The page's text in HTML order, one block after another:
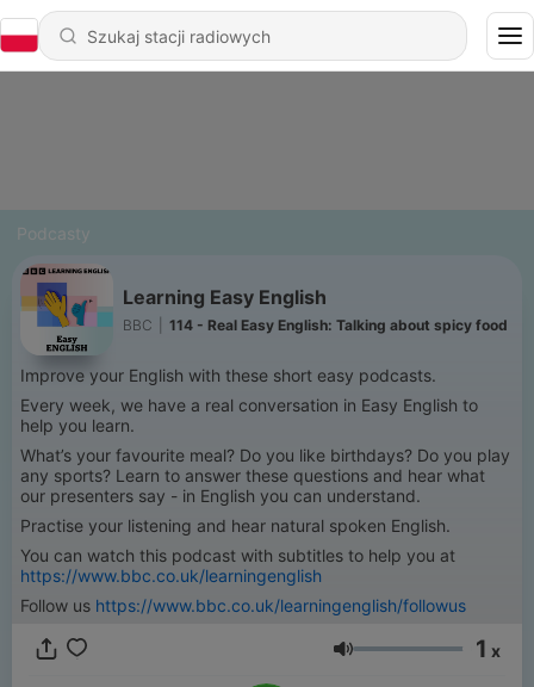
Podcasty
Learning Easy English
BBC 114 - Real Easy English: Talking about spicy food
Improve your English with these short easy podcasts.
Every week, we have a real conversation in Easy English to
help you learn.
What’s your favourite meal? Do you like birthdays? Do you play
any sports? Learn to answer these questions and hear what
our presenters say - in English you can understand.
Practise your listening and hear natural spoken English.
You can watch this podcast with subtitles to help you at
https://www.bbc.co.uk/learningenglish
Follow us https://www.bbc.co.uk/learningenglish/followus
Głośność 1 x